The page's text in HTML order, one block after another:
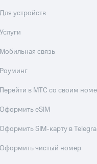
Для устройств
Услуги
Мобильная связь
Роуминг
Перейти в МТС со своим
Оформить eSIM
Оформить SIM-карту в
Оформить чистый номер